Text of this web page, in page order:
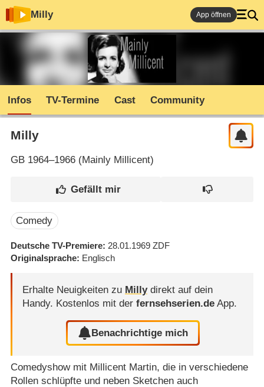
Milly App öffnen
Infos TV-Termine Cast Community
Milly
GB1964–1966 (Mainly Millicent)
Comedy
Deutsche TV-Premiere 28.01.1969 ZDF
Originalsprache Englisch
Erhalte Neuigkeiten zu Millydirekt auf dein
Handy. Kostenlos mit der fernsehserien.deApp.
Benachrichtige mich
Comedyshow mit Millicent Martin, die in verschiedene
Rollen schlüpfte und neben Sketchen auch